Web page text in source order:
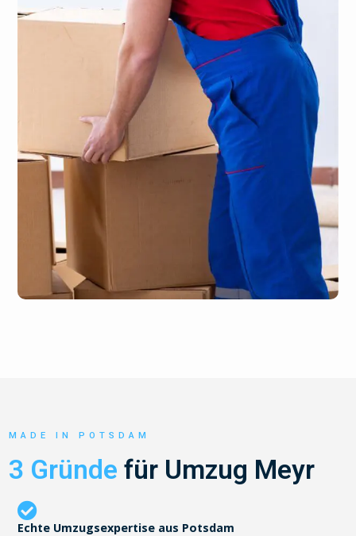
MADE IN POTSDAM
3 Gründe für Umzug Meyr
Echte Umzugsexpertise aus Potsdam